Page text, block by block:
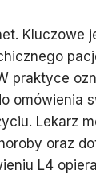
Kluczowe
praktyce
omówienia
Lekarz
oraz
L4